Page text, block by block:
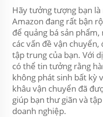
Hãy tưởng tượng bạn
Amazon đang rất bận
để quảng bá sản
các vấn đề vận
tập trung của bạn. Với
có thể tin tưởng rằng
không phát sinh bất kỳ
khâu vận chuyển đã
giúp bạn thư giãn và
doanh nghiệp.